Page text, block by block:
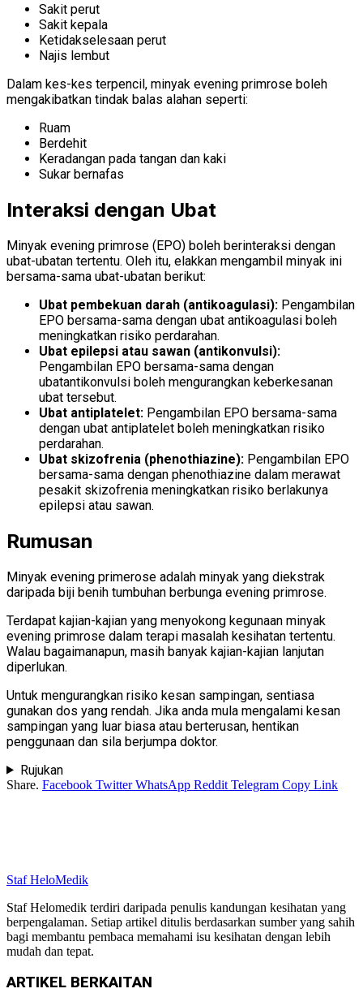
Sakit perut
Sakit kepala
Ketidakselesaan perut
Najis lembut
Dalam kes-kes terpencil, minyak evening primrose boleh
mengakibatkan tindak balas alahan seperti:
Ruam
Berdehit
Keradangan pada tangan dan kaki
Sukar bernafas
Interaksi dengan Ubat
Minyak evening primrose (EPO) boleh berinteraksi dengan
ubat-ubatan tertentu. Oleh itu, elakkan mengambil minyak ini
bersama-sama ubat-ubatan berikut:
Ubat pembekuan darah (antikoagulasi): Pengambilan
EPO bersama-sama dengan ubat antikoagulasi boleh
meningkatkan risiko perdarahan.
Ubat epilepsi atau sawan (antikonvulsi):
Pengambilan EPO bersama-sama dengan
ubatantikonvulsi boleh mengurangkan keberkesanan
ubat tersebut.
Ubat antiplatelet: Pengambilan EPO bersama-sama
dengan ubat antiplatelet boleh meningkatkan risiko
perdarahan.
Ubat skizofrenia (phenothiazine): Pengambilan EPO
bersama-sama dengan phenothiazine dalam merawat
pesakit skizofrenia meningkatkan risiko berlakunya
epilepsi atau sawan.
Rumusan
Minyak evening primerose adalah minyak yang diekstrak
daripada biji benih tumbuhan berbunga evening primrose.
Terdapat kajian-kajian yang menyokong kegunaan minyak
evening primrose dalam terapi masalah kesihatan tertentu.
Walau bagaimanapun, masih banyak kajian-kajian lanjutan
diperlukan.
Untuk mengurangkan risiko kesan sampingan, sentiasa
gunakan dos yang rendah. Jika anda mula mengalami kesan
sampingan yang luar biasa atau berterusan, hentikan
penggunaan dan sila berjumpa doktor.
Rujukan
Share. Facebook Twitter WhatsApp Reddit Telegram Copy Link
Staf HeloMedik
Staf Helomedik terdiri daripada penulis kandungan kesihatan yang
berpengalaman. Setiap artikel ditulis berdasarkan sumber yang sahih
bagi membantu pembaca memahami isu kesihatan dengan lebih
mudah dan tepat.
ARTIKEL BERKAITAN